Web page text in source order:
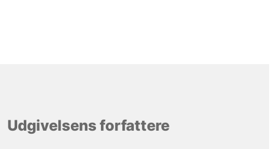
Udgivelsens forfattere